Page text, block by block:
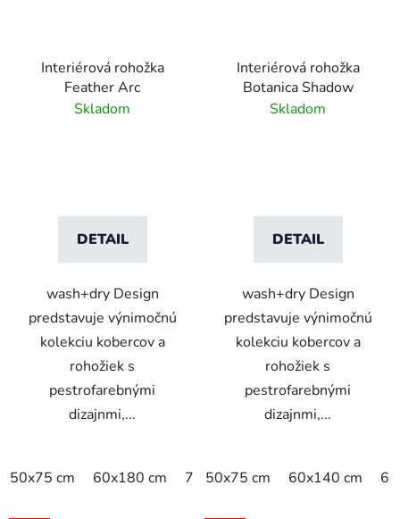
Interiérová rohožka
Feather Arc
Skladom
DETAIL
wash+dry Design
predstavuje výnimočnú
kolekciu kobercov a
rohožiek s
pestrofarebnými
dizajnmi,...
50x75 cm 60x180 cm 75x120 cm
Interiérová rohožka
Botanica Shadow
Skladom
DETAIL
wash+dry Design
predstavuje výnimočnú
kolekciu kobercov a
rohožiek s
pestrofarebnými
dizajnmi,...
50x75 cm 60x140 cm